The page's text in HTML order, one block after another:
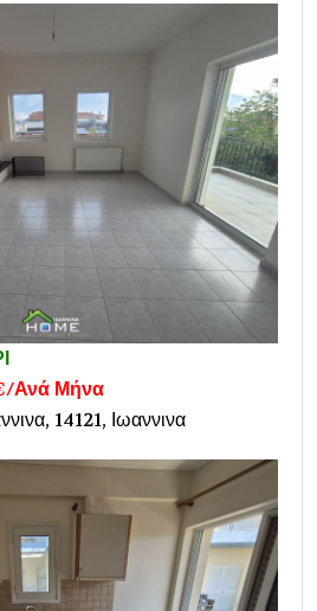
Ανά Μήνα
14121, Ιωαννινα